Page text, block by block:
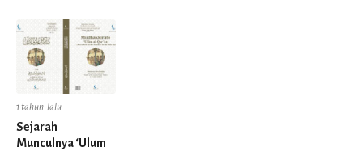
1 tahun lalu
Sejarah
Munculnya ‘Ulum